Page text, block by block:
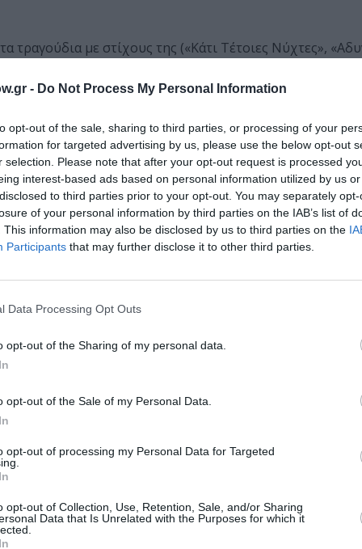
- Do Not Process My Personal Information
opt-out of the sale, sharing to third parties, or processing of your
for targeted advertising by us, please use the below opt-out
selection. Please note that after your opt-out request is processed
interest-based ads based on personal information utilized by us
to third parties prior to your opt-out. You may separately
of your personal information by third parties on the IAB’s list of
This information may also be disclosed by us to third parties on the
Participants that may further disclose it to other third parties.
Data Processing Opt Outs
opt-out of the Sharing of my personal data.
opt-out of the Sale of my Personal Data.
opt-out of processing my Personal Data for Targeted
opt-out of Collection, Use, Retention, Sale, and/or Sharing
Data that Is Unrelated with the Purposes for which it
με στίχους της («Κάτι Τέτοιες Νύχτες»,
του Γιάννη Βαρδή «Ξεδιπλώνοντας τις Σκέψεις μου»
Music. Από τη συνεργασία με το συνθέτη Χρήστο
«Δαχτυλιδάκια του Καπνού», περιέχεται στο CD
«Της Αγάπης Μάγια», περιέχεται στο CD της Λιζέτας
1997 μέχρι το 2004 εργάστηκε στο Πνευματικό Κέντρο
Προσωπικού του Δήμου Βύρωνα.
Τιμή: € 14,40(με ΦΠΑ)
πρώτοι όλες τις ειδήσεις
στο